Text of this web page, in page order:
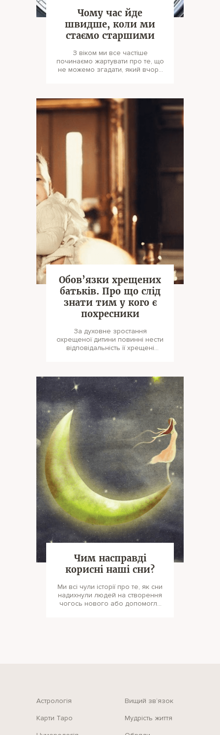
Чому час йде
швидше, коли ми
стаємо старшими
З віком ми все частіше
починаємо жартувати про те, що
не можемо згадати, який вчора
Обов’язки хрещених
батьків. Про що слід
знати тим у кого є
похресники
За духовне зростання
охрещеної дитини повинні нести
відповідальність її хрещені
Чим насправді
корисні наші сни?
Ми всі чули історії про те, як сни
надихнули людей на створення
чогось нового або допомогли
Астрологія Вищий зв‘язок
Карти Таро Мудрість життя